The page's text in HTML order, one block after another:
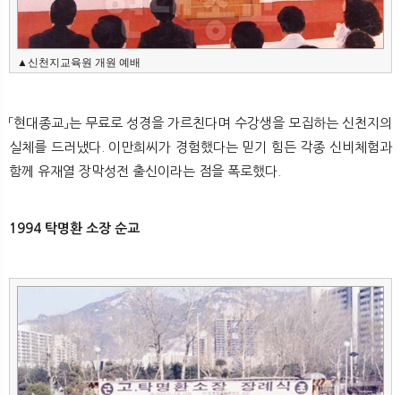
▲신천지교육원 개원 예배
「현대종교」는 무료로 성경을 가르친다며 수강생을 모집하는 신천지의
실체를 드러냈다. 이만희씨가 경험했다는 믿기 힘든 각종 신비체험과
함께 유재열 장막성전 출신이라는 점을 폭로했다.
1994 탁명환 소장 순교